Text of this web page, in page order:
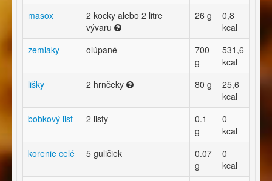
masox
2 kocky alebo 2 litre
vývaru
26 g
0,8
kcal
zemiaky
olúpané
700
g
531,6
kcal
lišky
2 hrnčeky 80 g
25,6
kcal
bobkový list
2 listy
0.1
g
0
kcal
korenie celé
5 guličiek
0.07
g
0
kcal